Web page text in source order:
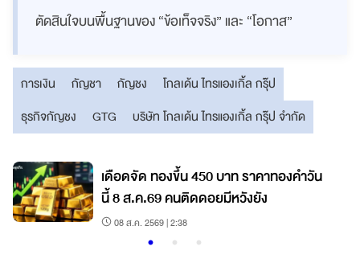
ตัดสินใจบนพื้นฐานของ “ข้อเท็จจริง” และ “โอกาส”
การเงิน กัญชา กัญชง
โกลเด้น ไทรแองเกิ้ล กรุ๊ป
ธุรกิจกัญชง
GTG บริษัท โกลเด้น ไทรแองเกิ้ล กรุ๊ป จำกัด
เดือดจัด ทองขึ้น 450 บาท ราคาทองคำวัน
นี้ 8 ส.ค.69 คนติดดอยมีหวังยัง
08 ส.ค. 2569 | 2:38